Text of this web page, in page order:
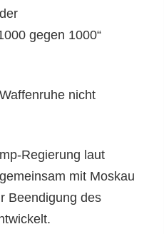
gegen 1000“
nicht
Regierung laut
mit Moskau
Beendigung des